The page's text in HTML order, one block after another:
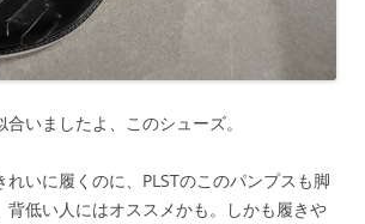
いましたよ、このシューズ。
れいに履くのに、PLSTのこのパンプスも脚
背低い人にはオススメかも。しかも履きや